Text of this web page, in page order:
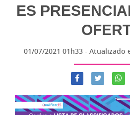
ES
01/07/2021 01h33 - Atualizado